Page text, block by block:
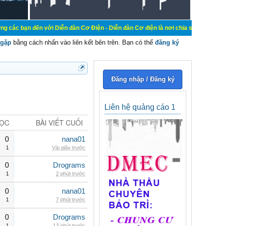
với Diễn đàn Cơ Điện - Diễn đàn Cơ điện là nơi chia sẽ kiến thức kinh nghiệm trong lãnh vực
bằng cách nhấn vào liên kết bên trên. Bạn có thể đăng ký
BÀI VIẾT CUỐI
0
1
nana01
Vài giây trước
0
1
Drograms
2 phút trước
0
1
nana01
7 phút trước
0 Drograms
Đăng nhập / Đăng ký
Liên hệ quảng cáo 1